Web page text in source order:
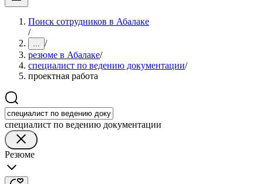
Поиск сотрудников в Абалаке
/
... /
резюме в Абалаке/
специалист по ведению документации/
проектная работа
специалист по ведению документации
Резюме